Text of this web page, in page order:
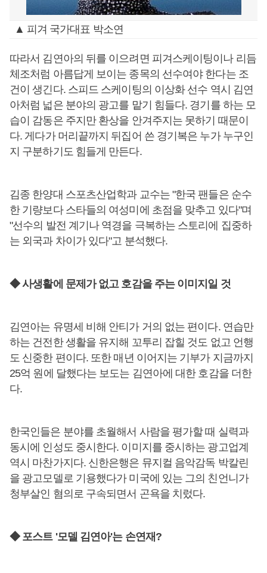
▲ 피겨 국가대표 박소연
따라서 김연아의 뒤를 이으려면 피겨스케이팅이나 리듬
체조처럼 아름답게 보이는 종목의 선수여야 한다는 조
건이 생긴다. 스피드 스케이팅의 이상화 선수 역시 김연
아처럼 넓은 분야의 광고를 맡기 힘들다. 경기를 하는 모
습이 감동은 주지만 환상을 안겨주지는 못하기 때문이
다. 게다가 머리끝까지 뒤집어 쓴 경기복은 누가 누구인
지 구분하기도 힘들게 만든다.
김종 한양대 스포츠산업학과 교수는 "한국 팬들은 순수
한 기량보다 스타들의 여성미에 초점을 맞추고 있다"며
"선수의 발전 계기나 역경을 극복하는 스토리에 집중하
는 외국과 차이가 있다"고 분석했다.
◆ 사생활에 문제가 없고 호감을 주는 이미지일 것
김연아는 유명세 비해 안티가 거의 없는 편이다. 연습만
하는 건전한 생활을 유지해 꼬투리 잡힐 것도 없고 언행
도 신중한 편이다. 또한 매년 이어지는 기부가 지금까지
25억 원에 달했다는 보도는 김연아에 대한 호감을 더한
다.
한국인들은 분야를 초월해서 사람을 평가할 때 실력과
동시에 인성도 중시한다. 이미지를 중시하는 광고업계
역시 마찬가지다. 신한은행은 뮤지컬 음악감독 박칼린
을 광고모델로 기용했다가 미국에 있는 그의 친언니가
청부살인 혐의로 구속되면서 곤욕을 치렀다.
◆ 포스트 '모델 김연아'는 손연재?